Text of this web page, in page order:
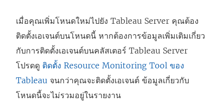
เมื่อคุณเพิ่มโหนดใหม่ไปยัง Tableau Server คุณต้อง
ติดตั้งเอเจนต์บนโหนดนี้ หากต้องการข้อมูลเพิ่มเติมเกี่ยว
กับการติดตั้งเอเจนต์บนคลัสเตอร์ Tableau Server
โปรดดู ติดตั้ง Resource Monitoring Tool ของ
Tableau จนกว่าคุณจะติดตั้งเอเจนต์ ข้อมูลเกี่ยวกับ
โหนดนี้จะไม่รวมอยู่ในรายงาน